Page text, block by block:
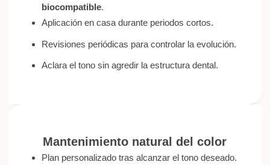
biocompatible.
Aplicación en casa durante periodos cortos.
Revisiones periódicas para controlar la evolución.
Aclara el tono sin agredir la estructura dental.
Mantenimiento natural del color​
Plan personalizado tras alcanzar el tono deseado.